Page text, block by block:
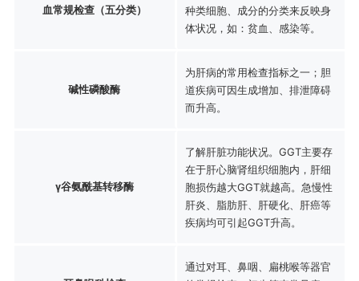
血常规检查（五分类）
种类细胞、成分的分类来反映身
体状况，如：贫血、感染等。
碱性磷酸酶
为肝病的常用检查指标之一；胆
道疾病可因生成增加、排泄障碍
而升高。
γ谷氨酰基转移酶
了解肝脏功能状况。GGT主要存
在于肝心脑肾组织细胞内，肝细
胞损伤越大GGT就越高。急慢性
肝炎、脂肪肝、肝硬化、肝癌等
疾病均可引起GGT升高。
通过对耳、鼻咽、扁桃喉等器官